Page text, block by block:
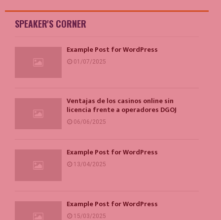
SPEAKER'S CORNER
Example Post for WordPress
01/07/2025
Ventajas de los casinos online sin
licencia frente a operadores DGOJ
06/06/2025
Example Post for WordPress
13/04/2025
Example Post for WordPress
15/03/2025